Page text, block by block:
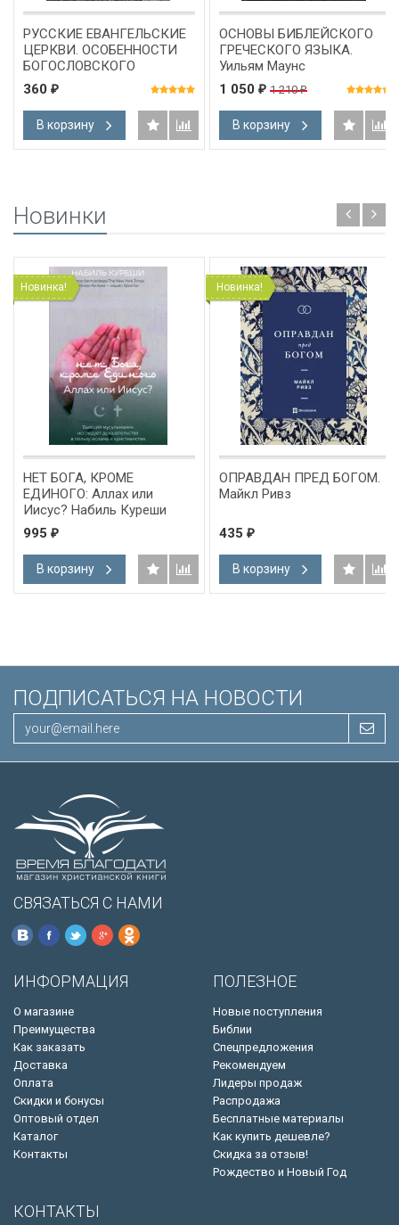
РУССКИЕ ЕВАНГЕЛЬСКИЕ
ЦЕРКВИ. ОСОБЕННОСТИ
БОГОСЛОВСКОГО
РАЗВИТИЯ. Алексей
Коломийцев - 4 DVD
360 ₽
В корзину
ОСНОВЫ БИБЛЕЙСКОГО
ГРЕЧЕСКОГО ЯЗЫКА.
Уильям Маунс
1 050 ₽ 1 210₽
В корзину
Новинки
КРОМЕ
Аллах или
Куреши
Новинка!
ОПРАВДАН ПРЕД БОГОМ.
Майкл Ривз
В корзину
Новинка!
HOLY
Словарь,
Иисуса
В
ПОДПИСАТЬСЯ НА НОВОСТИ
СВЯЗАТЬСЯ С НАМИ
ИНФОРМАЦИЯ
О магазине
Преимущества
Как заказать
Доставка
Оплата
Скидки и бонусы
Оптовый отдел
Каталог
Контакты
ПОЛЕЗНОЕ
Новые поступления
Библии
Спецпредложения
Рекомендуем
Лидеры продаж
Распродажа
Бесплатные материалы
Как купить дешевле?
Скидка за отзыв!
Рождество и Новый Год
КОНТАКТЫ